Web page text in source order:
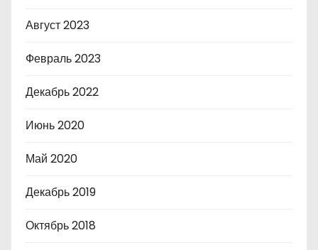
Август 2023
Февраль 2023
Декабрь 2022
Июнь 2020
Май 2020
Декабрь 2019
Октябрь 2018